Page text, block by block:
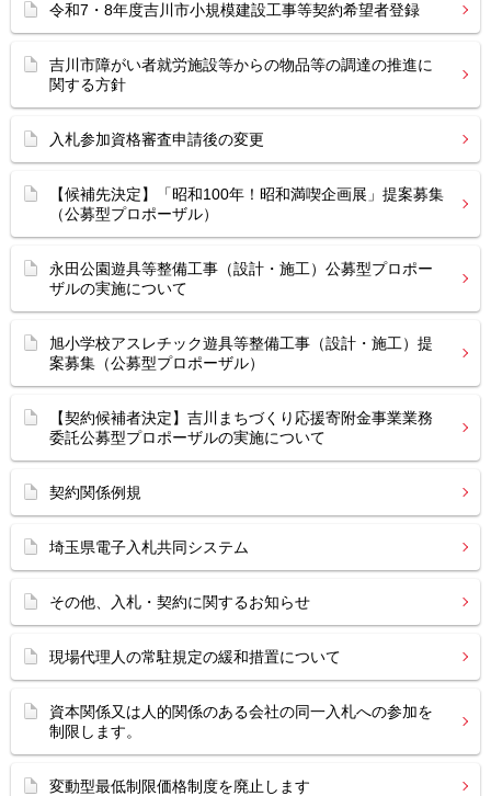
令和7・8年度吉川市小規模建設工事等契約希望者登録
吉川市障がい者就労施設等からの物品等の調達の推進に
関する方針
入札参加資格審査申請後の変更
【候補先決定】「昭和100年！昭和満喫企画展」提案募集
（公募型プロポーザル）
永田公園遊具等整備工事（設計・施工）公募型プロポー
ザルの実施について
旭小学校アスレチック遊具等整備工事（設計・施工）提
案募集（公募型プロポーザル）
【契約候補者決定】吉川まちづくり応援寄附金事業業務
委託公募型プロポーザルの実施について
契約関係例規
埼玉県電子入札共同システム
その他、入札・契約に関するお知らせ
現場代理人の常駐規定の緩和措置について
資本関係又は人的関係のある会社の同一入札への参加を
制限します。
変動型最低制限価格制度を廃止します